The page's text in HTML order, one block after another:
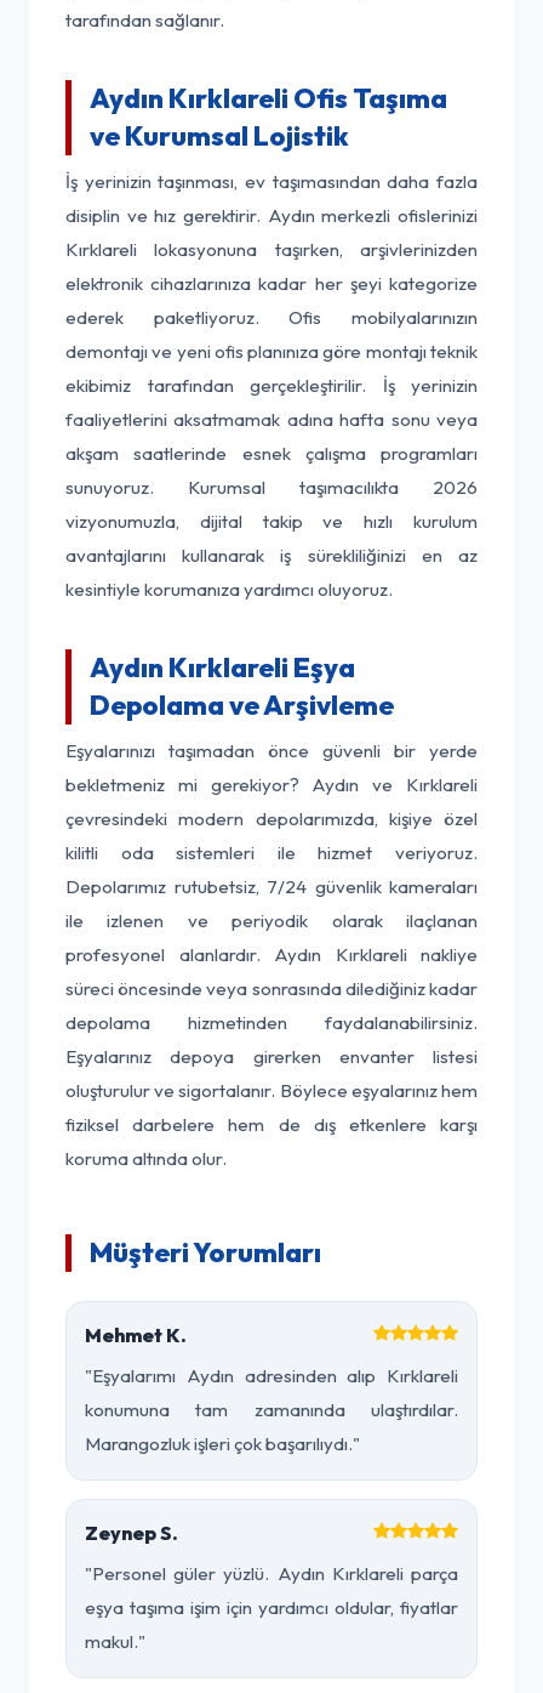
tarafından sağlanır.
Aydın Kırklareli Ofis Taşıma
ve Kurumsal Lojistik
İş yerinizin taşınması, ev taşımasından daha fazla
disiplin ve hız gerektirir. Aydın merkezli ofislerinizi
Kırklareli lokasyonuna taşırken, arşivlerinizden
elektronik cihazlarınıza kadar her şeyi kategorize
ederek paketliyoruz. Ofis mobilyalarınızın
demontajı ve yeni ofis planınıza göre montajı teknik
ekibimiz tarafından gerçekleştirilir. İş yerinizin
faaliyetlerini aksatmamak adına hafta sonu veya
akşam saatlerinde esnek çalışma programları
sunuyoruz. Kurumsal taşımacılıkta 2026
vizyonumuzla, dijital takip ve hızlı kurulum
avantajlarını kullanarak iş sürekliliğinizi en az
kesintiyle korumanıza yardımcı oluyoruz.
Aydın Kırklareli Eşya
Depolama ve Arşivleme
Eşyalarınızı taşımadan önce güvenli bir yerde
bekletmeniz mi gerekiyor? Aydın ve Kırklareli
çevresindeki modern depolarımızda, kişiye özel
kilitli oda sistemleri ile hizmet veriyoruz.
Depolarımız rutubetsiz, 7/24 güvenlik kameraları
ile izlenen ve periyodik olarak ilaçlanan
profesyonel alanlardır. Aydın Kırklareli nakliye
süreci öncesinde veya sonrasında dilediğiniz kadar
depolama hizmetinden faydalanabilirsiniz.
Eşyalarınız depoya girerken envanter listesi
oluşturulur ve sigortalanır. Böylece eşyalarınız hem
fiziksel darbelere hem de dış etkenlere karşı
koruma altında olur.
Müşteri Yorumları
Mehmet K.
"Eşyalarımı Aydın adresinden alıp Kırklareli
konumuna tam zamanında ulaştırdılar.
Marangozluk işleri çok başarılıydı."
Zeynep S.
"Personel güler yüzlü. Aydın Kırklareli parça
eşya taşıma işim için yardımcı oldular, fiyatlar
makul."